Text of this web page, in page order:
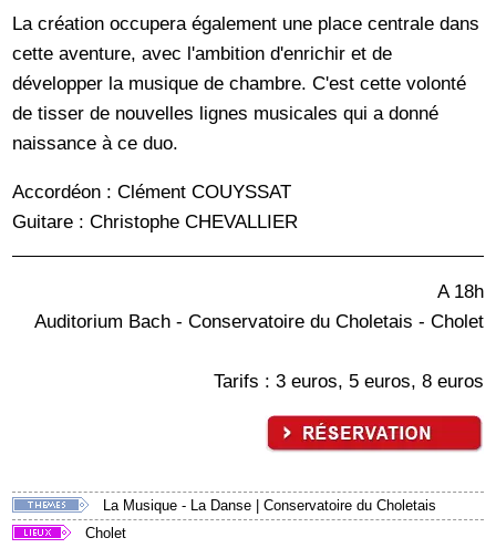
La création occupera également une place centrale dans
cette aventure, avec l'ambition d'enrichir et de
développer la musique de chambre. C'est cette volonté
de tisser de nouvelles lignes musicales qui a donné
naissance à ce duo.
Accordéon : Clément COUYSSAT
Guitare : Christophe CHEVALLIER
A 18h
Auditorium Bach - Conservatoire du Choletais - Cholet
Tarifs : 3 euros, 5 euros, 8 euros
La Musique - La Danse |Conservatoire du Choletais
Cholet